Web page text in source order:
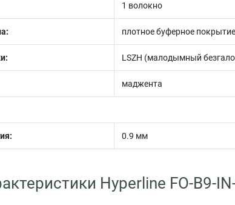
1 волокно
плотное буферное
LSZH (малодымный
маджента
0.9 мм
Hyperline FO-B9-